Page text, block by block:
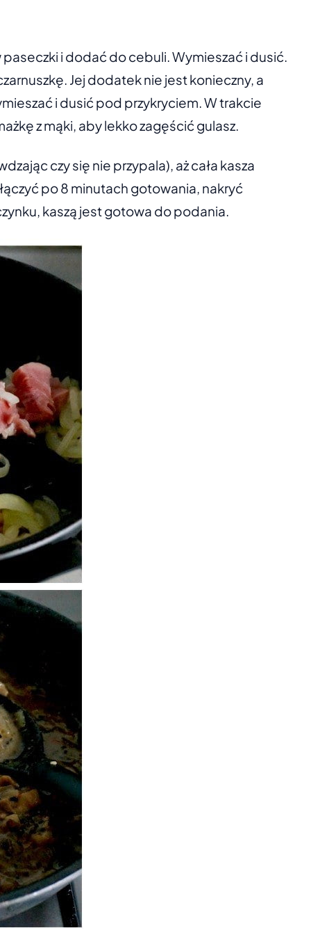
i dodać do cebuli. Wymieszać i dusić.
Jej dodatek nie jest konieczny, a
i dusić pod przykryciem. W trakcie
z mąki, aby lekko zagęścić gulasz.
czy się nie przypala), aż cała kasza
po 8 minutach gotowania, nakryć
kaszą jest gotowa do podania.